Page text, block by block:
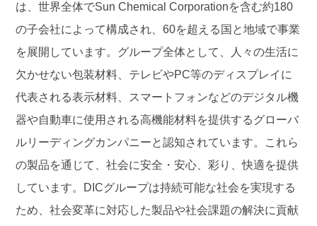
は、世界全体でSun Chemical Corporationを含む約180
の子会社によって構成され、60を超える国と地域で事業
を展開しています。グループ全体として、人々の生活に
欠かせない包装材料、テレビやPC等のディスプレイに
代表される表示材料、スマートフォンなどのデジタル機
器や自動車に使用される高機能材料を提供するグローバ
ルリーディングカンパニーと認知されています。これら
の製品を通じて、社会に安全・安心、彩り、快適を提供
しています。DICグループは持続可能な社会を実現する
ため、社会変革に対応した製品や社会課題の解決に貢献